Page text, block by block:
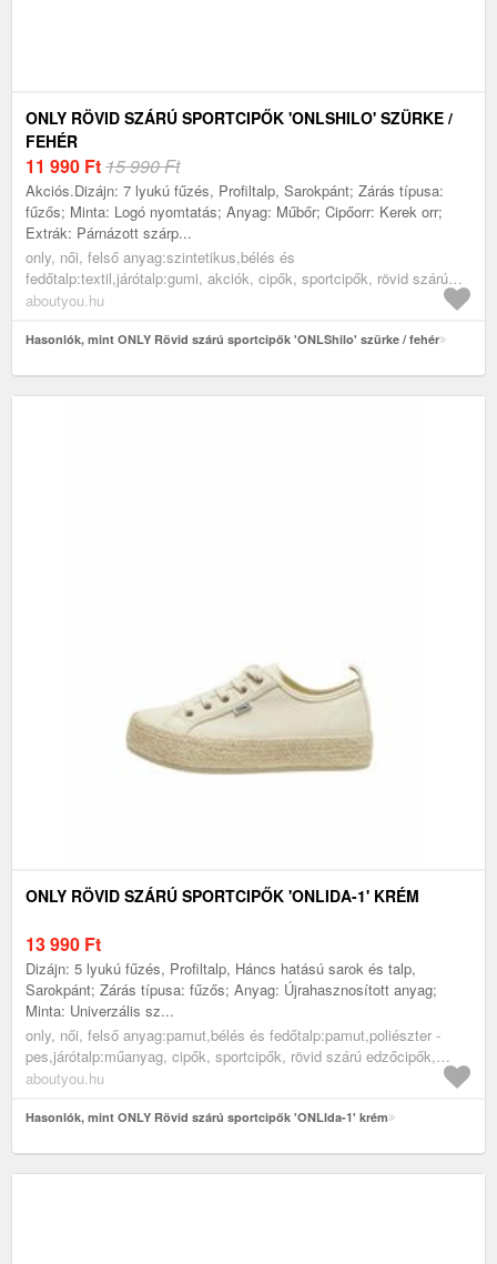
ONLY RÖVID SZÁRÚ SPORTCIPŐK 'ONLSHILO' SZÜRKE /
FEHÉR
11 990 Ft15 990 Ft
Akciós.Dizájn: 7 lyukú fűzés, Profiltalp, Sarokpánt; Zárás típusa:
fűzős; Minta: Logó nyomtatás; Anyag: Műbőr; Cipőorr: Kerek orr;
Extrák: Párnázott szárp...
only, női, felső anyag:szintetikus,bélés és
fedőtalp:textil,járótalp:gumi, akciók, cipők, sportcipők, rövid szárú
edzőcipők, alkalmi sportcipők, szürke, fehér
aboutyou.hu
Hasonlók, mint ONLY Rövid szárú sportcipők 'ONLShilo' szürke / fehér
ONLY RÖVID SZÁRÚ SPORTCIPŐK 'ONLIDA-1' KRÉM
13 990 Ft
Dizájn: 5 lyukú fűzés, Profiltalp, Háncs hatású sarok és talp,
Sarokpánt; Zárás típusa: fűzős; Anyag: Újrahasznosított anyag;
Minta: Univerzális sz...
only, női, felső anyag:pamut,bélés és fedőtalp:pamut,poliészter -
pes,járótalp:műanyag, cipők, sportcipők, rövid szárú edzőcipők,
klasszikus sportcipők, krém
aboutyou.hu
Hasonlók, mint ONLY Rövid szárú sportcipők 'ONLIda-1' krém